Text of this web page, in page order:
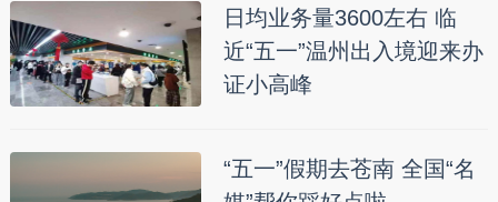
日均业务量3600左右 临
近“五一”温州出入境迎来办
证小高峰
“五一”假期去苍南 全国“名